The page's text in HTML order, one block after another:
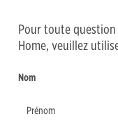
Pour toute question
Home, veuillez
Nom